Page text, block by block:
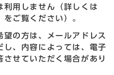
利用しません（詳しくは
」をご覧ください）。
の方は、メールアドレス
し、内容によっては、電子
させていただく場合があり